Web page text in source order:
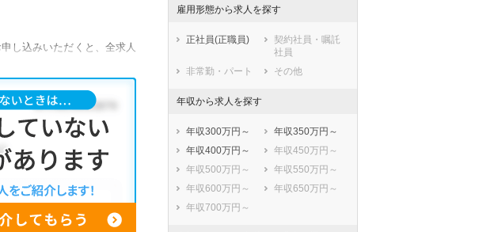
申し込みいただくと、全求人
介護福祉施設
問い合わせください。
いたします。
ください。
相楽郡精華町
相楽郡南山城村
与謝郡伊根町
与謝郡与謝野町
雇用形態から求人を探す
正社員(正職員)
契約社員・嘱託
社員
非常勤・パート
その他
年収から求人を探す
年収300万円～
年収350万円～
年収400万円～
年収450万円～
年収500万円～
年収550万円～
年収600万円～
年収650万円～
年収700万円～